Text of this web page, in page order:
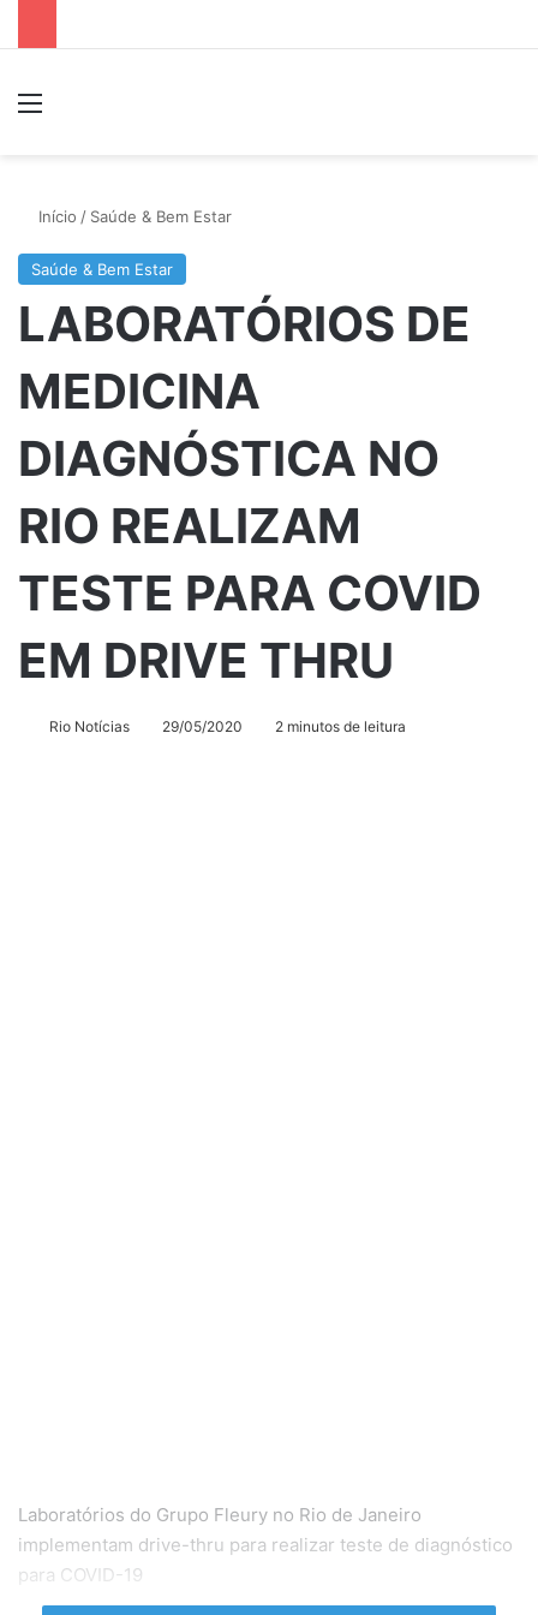
Menu
Início / Saúde & Bem Estar
Saúde & Bem Estar
LABORATÓRIOS DE
MEDICINA
DIAGNÓSTICA NO
RIO REALIZAM
TESTE PARA COVID
EM DRIVE THRU
Rio Notícias 29/05/2020 2 minutos de leitura
Laboratórios do Grupo Fleury no Rio de Janeiro
implementam drive-thru para realizar teste de diagnóstico
para COVID-19